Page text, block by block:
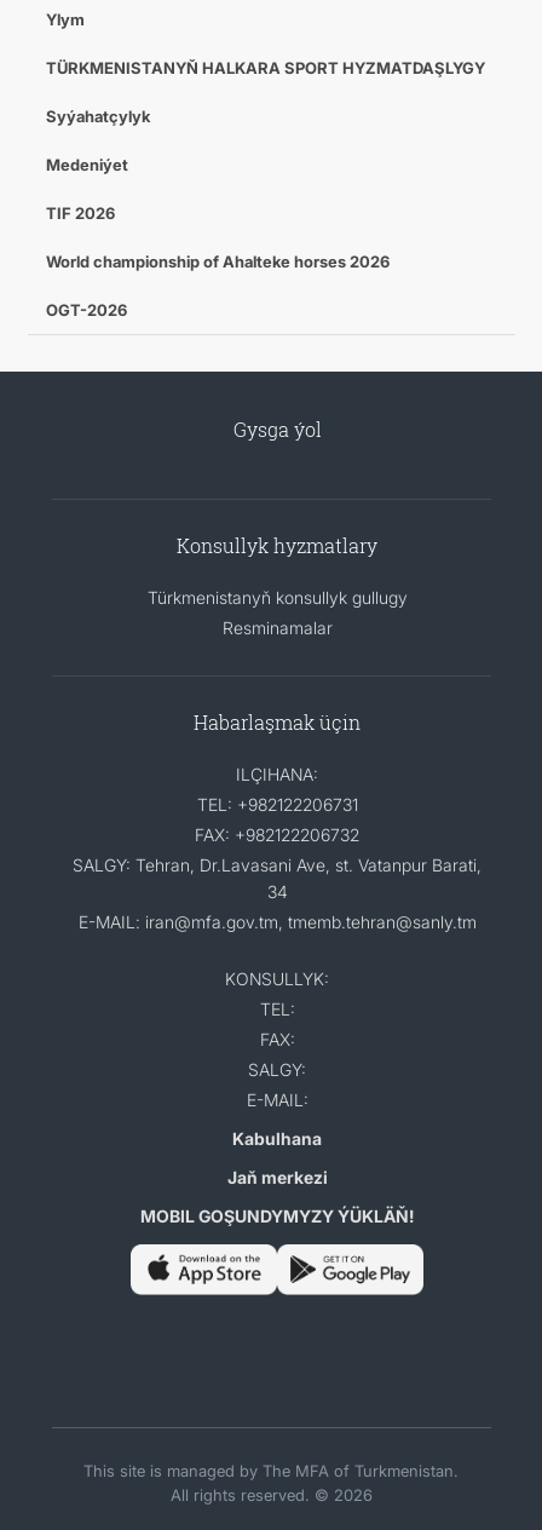
Ylym
TÜRKMENISTANYŇ HALKARA SPORT HYZMATDAŞLYGY
Syýahatçylyk
Medeniýet
TIF 2026
World championship of Ahalteke horses 2026
OGT-2026
Gysga ýol
Konsullyk hyzmatlary
Türkmenistanyň konsullyk gullugy
Resminamalar
Habarlaşmak üçin
ILÇIHANA:
TEL: +982122206731
FAX: +982122206732
SALGY: Tehran, Dr.Lavasani Ave, st. Vatanpur Barati,
34
E-MAIL: iran@mfa.gov.tm, tmemb.tehran@sanly.tm
KONSULLYK:
TEL:
FAX:
SALGY:
E-MAIL:
Kabulhana
Jaň merkezi
MOBIL GOŞUNDYMYZY ÝÜKLÄŇ!
This site is managed by The MFA of Turkmenistan.
All rights reserved. © 2026